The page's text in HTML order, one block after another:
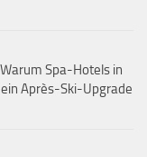
Spa-Hotels in
Après-Ski-Upgrade